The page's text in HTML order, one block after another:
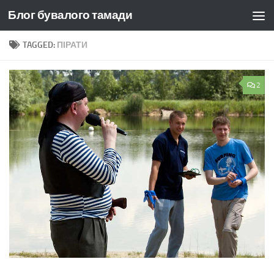
Skip to content
Блог бувалого тамади
TAGGED: ПІРАТИ
2